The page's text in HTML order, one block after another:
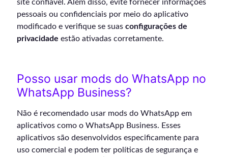
site confiável. Além disso, evite fornecer informações
pessoais ou confidenciais por meio do aplicativo
modificado e verifique se suas configurações de
privacidade estão ativadas corretamente.
Posso usar mods do WhatsApp no
WhatsApp Business?
Não é recomendado usar mods do WhatsApp em
aplicativos como o WhatsApp Business. Esses
aplicativos são desenvolvidos especificamente para
uso comercial e podem ter políticas de segurança e